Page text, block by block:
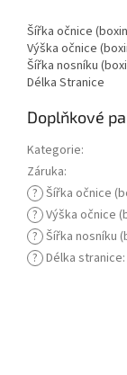
Šířka očnice
Výška očnice
Šířka nosníku
Délka
Doplňkové
Kategorie:
Záruka:
? Šířka očnice
? Výška očnice
? Šířka nosníku
? Délka stranice: